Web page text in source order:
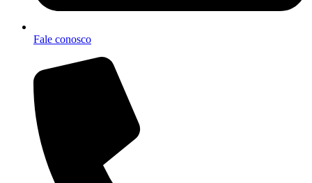
Fale conosco